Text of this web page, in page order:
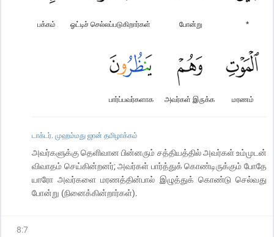
*
போன்று
ஓட்டிச் செல்லப்படுகிறார்கள்
பக்கம்
மரணம்
அவர்கள் இருக்க
பார்ப்பவர்களாக
டாக்டர். முஹம்மது ஜான் தமிழாக்கம்
அவர்களுக்கு தெளிவான பின்னரும் சத்தியத்தில் அவர்கள் உம்முடன்
விவாதம் செய்கின்றனர்; அவர்கள் பார்த்துக் கொண்டிருக்கும் போதே
யாரோ அவர்களை மரணத்தின்பால் இழுத்துக் கொண்டு செல்வது
போன்று (நினைக்கின்றார்கள்).
8:7